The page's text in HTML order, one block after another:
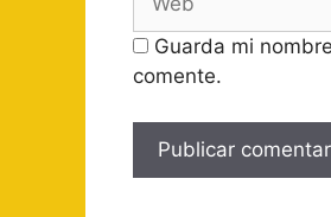
Guarda mi
comente.